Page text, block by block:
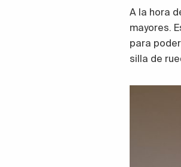
A la hora
mayores.
para
silla de